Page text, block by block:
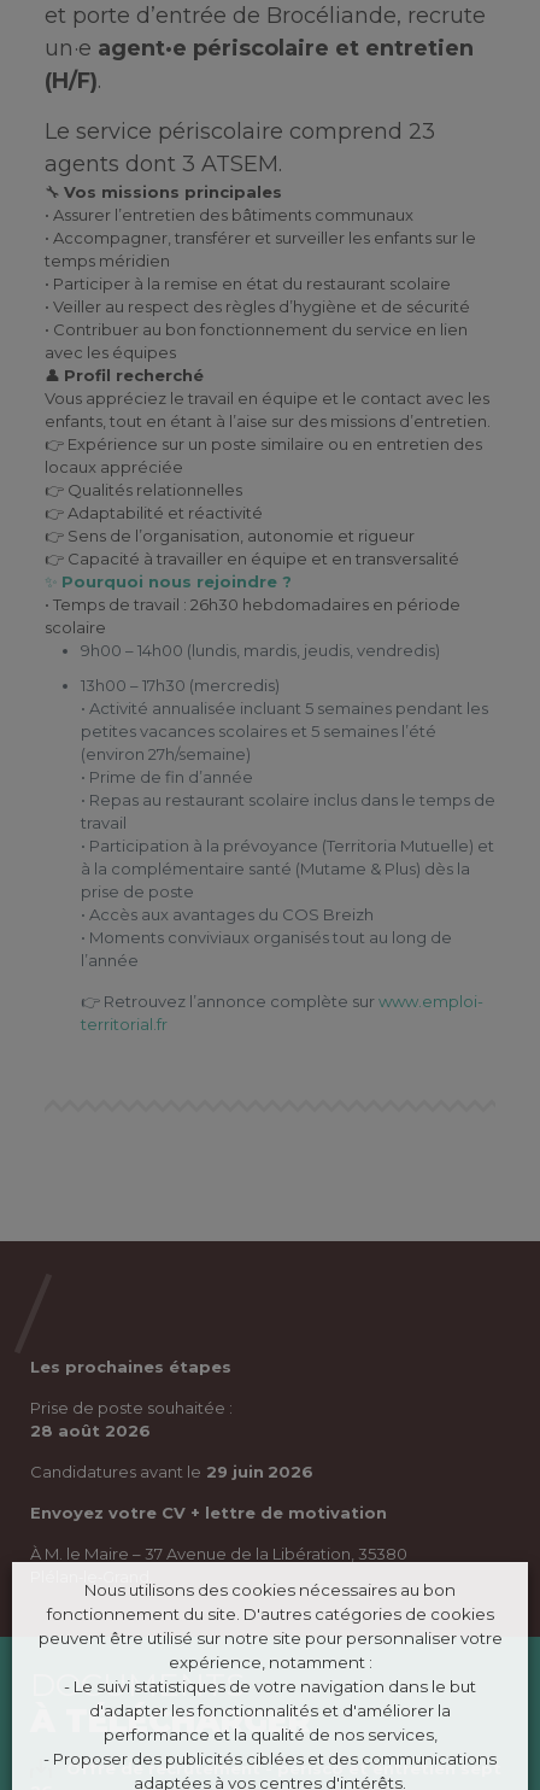
et porte d’entrée de Brocéliande, recrute
un·e agent·e périscolaire et entretien
(H/F).
Le service périscolaire comprend 23
agents dont 3 ATSEM.
🔧 Vos missions principales
• Assurer l’entretien des bâtiments communaux
• Accompagner, transférer et surveiller les enfants sur le
temps méridien
• Participer à la remise en état du restaurant scolaire
• Veiller au respect des règles d’hygiène et de sécurité
• Contribuer au bon fonctionnement du service en lien
avec les équipes
👤 Profil recherché
Vous appréciez le travail en équipe et le contact avec les
enfants, tout en étant à l’aise sur des missions d’entretien.
👉 Expérience sur un poste similaire ou en entretien des
locaux appréciée
👉 Qualités relationnelles
👉 Adaptabilité et réactivité
👉 Sens de l’organisation, autonomie et rigueur
👉 Capacité à travailler en équipe et en transversalité
✨ Pourquoi nous rejoindre ?
• Temps de travail : 26h30 hebdomadaires en période
scolaire
9h00 – 14h00 (lundis, mardis, jeudis, vendredis)
13h00 – 17h30 (mercredis)
• Activité annualisée incluant 5 semaines pendant les
petites vacances scolaires et 5 semaines l’été
(environ 27h/semaine)
• Prime de fin d’année
• Repas au restaurant scolaire inclus dans le temps de
travail
• Participation à la prévoyance (Territoria Mutuelle) et
à la complémentaire santé (Mutame & Plus) dès la
prise de poste
• Accès aux avantages du COS Breizh
• Moments conviviaux organisés tout au long de
l’année
👉 Retrouvez l’annonce complète surwww.emploi-
territorial.fr
Les prochaines étapes
Prise de poste souhaitée :
28 août 2026
Candidatures avant le 29 juin 2026
Envoyez votre CV + lettre de motivation
À M. le Maire – 37 Avenue de la Libération, 35380
DOCUMENTS
À TÉLÉCHARGER
Offre de recrutement - périsco et entretien sept
Nous utilisons des cookies nécessaires au bon
fonctionnement du site. D'autres catégories de cookies
peuvent être utilisé sur notre site pour personnaliser votre
expérience, notamment :
- Le suivi statistiques de votre navigation dans le but
d'adapter les fonctionnalités et d'améliorer la
performance et la qualité de nos services,
- Proposer des publicités ciblées et des communications
adaptées à vos centres d'intérêts.